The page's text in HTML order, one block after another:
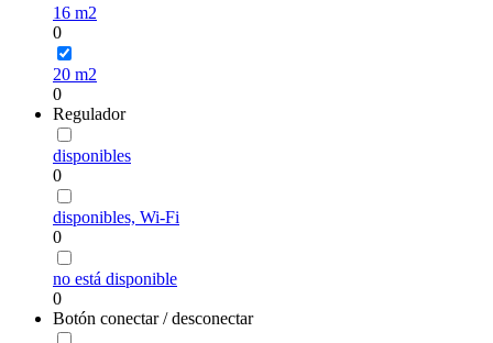
16 m2
0
20 m2
0
Regulador
disponibles
0
disponibles, Wi-Fi
0
no está disponible
0
Botón conectar / desconectar